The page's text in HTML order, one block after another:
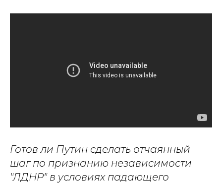
Готов ли Путин сделать отчаянный
шаг по признанию независимости
"ЛДНР" в условиях падающего